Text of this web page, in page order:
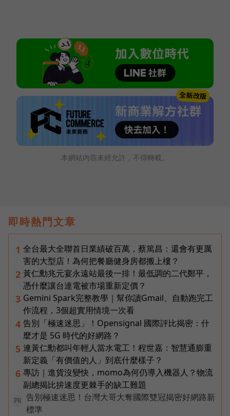
本網站內容未經允許，不得轉載。
即時熱門文章
1 全台最大全聯首日業績破百萬，蔡篤昌：還會有更厲
害的大型店！為何把餐廳健身房都搬上樓？
2 黃仁勳兆元宴永遠站最後一排！最低調的二代鄭平，
憑什麼讓台達電被市場重新定價？
3 Gemini Spark完整教學｜幫你讀Gmail、自動跑完工
作流程，3個超實用情境一次看
4 告別「極速迷思」！Opensignal 國際評比揭密：什
麼才是 5G 時代的好網路？
5 連黃仁勳都叫年輕人當水電工！程世嘉：智慧通膨重
新定義「有價值的人」到底什麼樣子？
6 專訪｜進貨沒變快，momo為何仍導入機器人？物流
副總揭比拚速度更棘手的缺工難題
PR
告別極速迷思！台灣大哥大奪國際雙冠揭密好網路新
標準